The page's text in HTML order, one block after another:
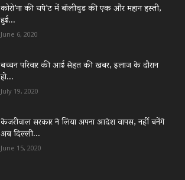
कोरो’ना की चपे’ट में बॉलीवुड की एक और महान हस्ती,
हुई...
June 6, 2020
बच्चन परिवार की आई सेहत की खबर, इलाज के दौरान
हो...
July 19, 2020
केजरीवाल सरकार ने लिया अपना आदेश वापस, नहीं बनेंगे
अब दिल्ली...
June 15, 2020